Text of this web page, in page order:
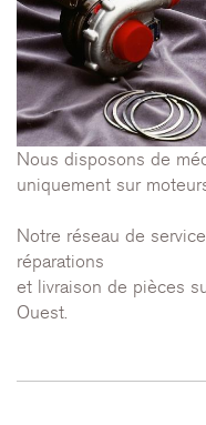
Nous disposons de
uniquement sur
Notre réseau de
réparations
et livraison de pièces
Ouest.